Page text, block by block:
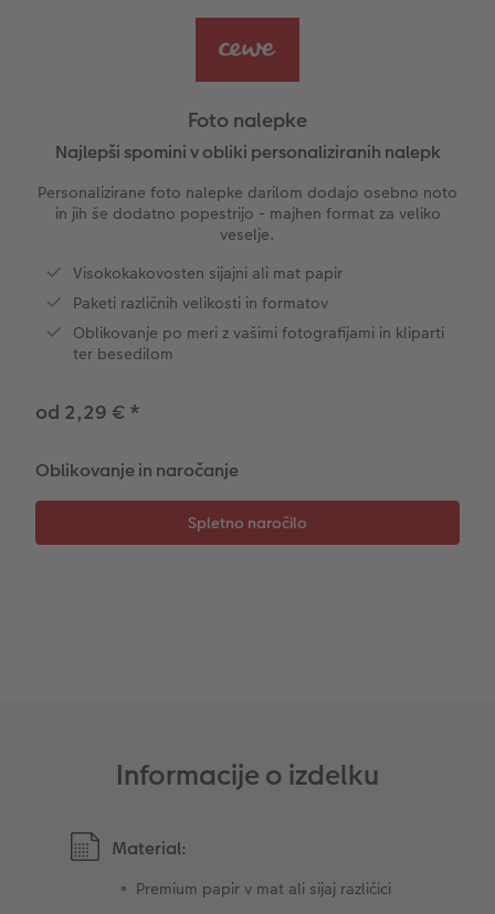
Vzorčne fotoknjige strank
Otroška CEWE FOTOKNJIGA
Zbirka Art Collection
Nature fotografije
Premium poster
Art fotografije
Škatle za shranjevanje fotografij
Paketi fotografij
CEWE TAKOJŠNJI NATIS FOTOGRAFIJ
Takojšnja nalepka
Fotografija na aluminiju, direkten natis
Fotografija na penasti podlagi
Poročna tabla dobrodošlice
Hexxas
Fotografija na lesu
Foto kolaži
Fototrak
Voščilnice
Izdelki za šolo in pisarno
Darilne fotoskatle
Umetniške fotografije
Fotokoledarji
Ideje za unikatna darila
Potovanje
Poroka
Foto nalepke
Najlepši spomini v obliki personaliziranih nalepk
Personalizirane foto nalepke darilom dodajo osebno noto
in jih še dodatno popestrijo - majhen format za veliko
veselje.
Visokokakovosten sijajni ali mat papir
Paketi različnih velikosti in formatov
Oblikovanje po meri z vašimi fotografijami in kliparti
ter besedilom
od 2,29 € *
Oblikovanje in naročanje
Informacije o izdelku
Material:
Premium papir v mat ali sijaj različici